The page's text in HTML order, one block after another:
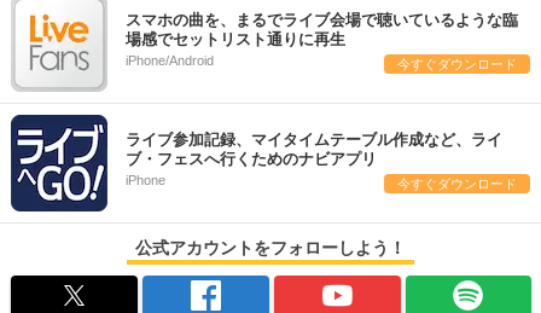
スマホの曲を、まるでライブ会場で聴いているような臨
場感でセットリスト通りに再生
iPhone/Android 今すぐダウンロード
ライブ参加記録、マイタイムテーブル作成など、ライ
ブ・フェスへ行くためのナビアプリ
iPhone 今すぐダウンロード
公式アカウントをフォローしよう！